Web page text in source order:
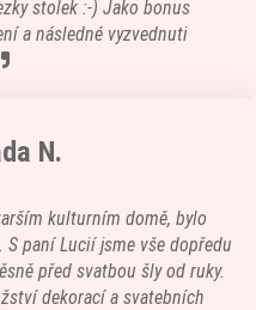
stolek :-) Jako bonus
a následné vyzvednuti
N.
kulturním domě, bylo
paní Lucií jsme vše dopředu
před svatbou šly od ruky.
dekorací a svatebních